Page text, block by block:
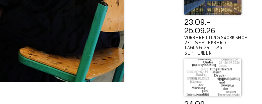
23.09.–
25.09.26
VORBEREITUNGSWORKSHOP:
23. SEPTEMBER /
TAGUNG 24.–26.
SEPTEMBER